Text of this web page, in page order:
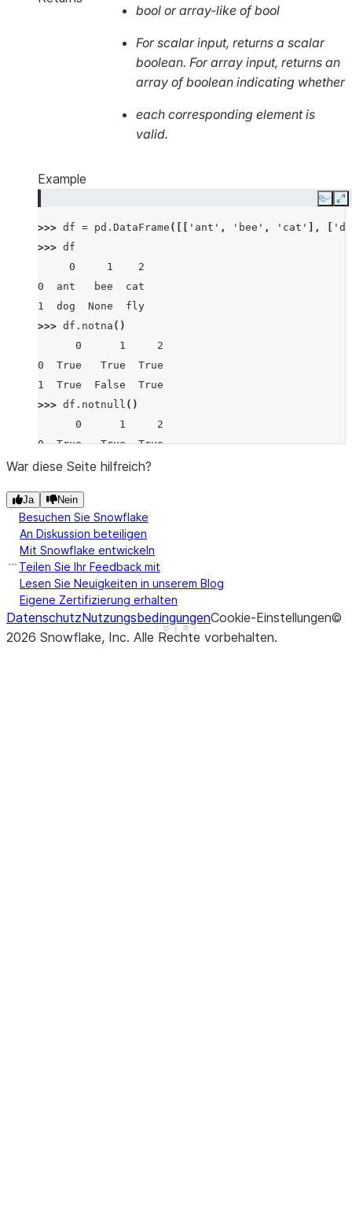
bool or array-like of bool
For scalar input, returns a scalar
boolean. For array input, returns an
array of boolean indicating whether
each corresponding element is
valid.
Example
Copy
>>> df = pd . DataFrame ([[ 'ant' , 'bee' , 'cat' ],
>>> df
     0     1    2
0  ant   bee  cat
1  dog  None  fly
>>> df . notna ()
      0      1     2
0  True   True  True
1  True  False  True
>>> df . notnull ()
      0      1     2
0  True   True  True
1  True  False  True
Show less
See more
War diese Seite hilfreich?
Ja Nein
Besuchen Sie Snowflake
An Diskussion beteiligen
Mit Snowflake entwickeln
Teilen Sie Ihr Feedback mit
Lesen Sie Neuigkeiten in unserem Blog
Eigene Zertifizierung erhalten
DatenschutzNutzungsbedingungenCookie-Einstellungen©
2026 Snowflake, Inc. Alle Rechte vorbehalten.